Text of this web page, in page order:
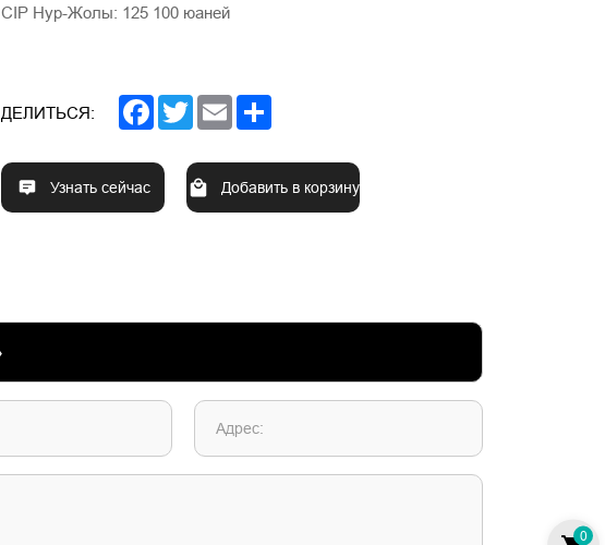
CIP Нур-Жолы: 125 100 юаней
ДЕЛИТЬСЯ: Facebook
TwitterEmail
Узнать сейчас Добавить в корзину
Адрес:
0